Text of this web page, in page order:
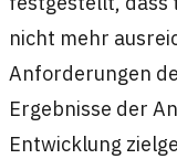
nicht mehr
Anforderungen
Ergebnisse der
Entwicklung